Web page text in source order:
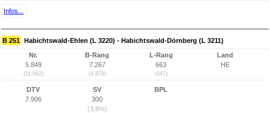
Infos...
B 251 Habichtswald-Ehlen (L 3220) - Habichtswald-Dörnberg (L 3211)
Nr.
5.849
(11.092)
B-Rang
7.267
(4.878)
L-Rang
663
(647)
Land
HE
DTV
7.906
SV
300
(3,8%)
BPL